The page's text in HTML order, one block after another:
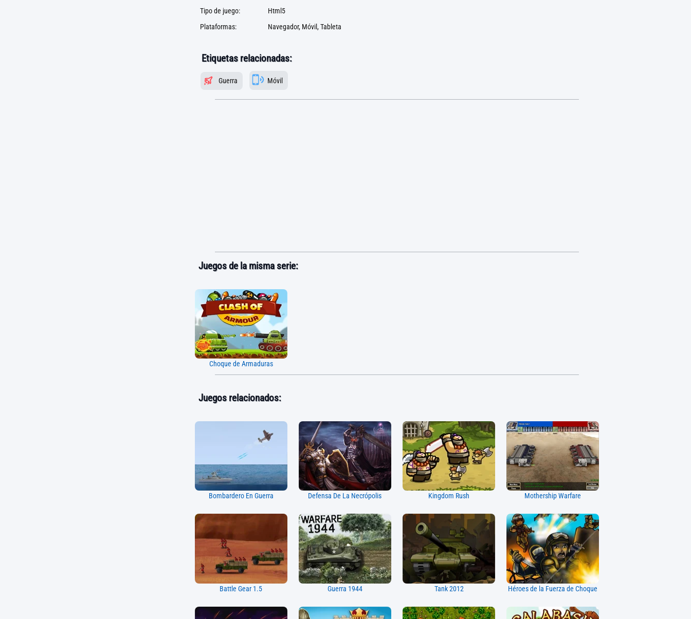
Tipo de juego:
Html5
Plataformas:
Navegador, Móvil, Tableta
Etiquetas relacionadas:
Guerra Móvil
Juegos de la misma serie:
Choque de Armaduras
Juegos relacionados:
Bombardero En Guerra Defensa De La Necrópolis Kingdom Rush Mothership Warfare
Battle Gear 1.5 Guerra 1944 Tank 2012 Héroes de la Fuerza de Choque